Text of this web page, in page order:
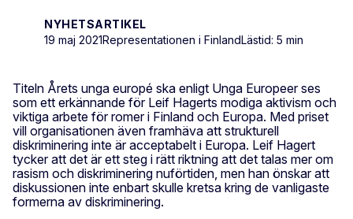
NYHETSARTIKEL
19 maj 2021Representationen i FinlandLästid: 5 min
Titeln Årets unga europé ska enligt Unga Europeer ses
som ett erkännande för Leif Hagerts modiga aktivism och
viktiga arbete för romer i Finland och Europa. Med priset
vill organisationen även framhäva att strukturell
diskriminering inte är acceptabelt i Europa. Leif Hagert
tycker att det är ett steg i rätt riktning att det talas mer om
rasism och diskriminering nuförtiden, men han önskar att
diskussionen inte enbart skulle kretsa kring de vanligaste
formerna av diskriminering.